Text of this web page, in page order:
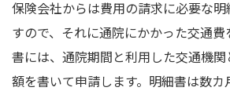
保険会社からは費用の請求に必要な
すので、それに通院にかかった交通
書には、通院期間と利用した交通機
額を書いて申請します。明細書は数カ